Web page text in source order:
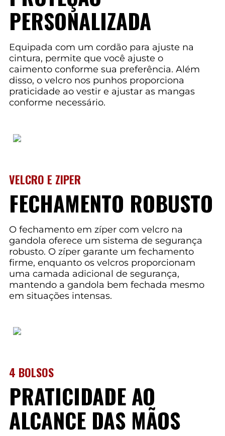
PERSONALIZADA
Equipada com um cordão para ajuste na
cintura, permite que você ajuste o
caimento conforme sua preferência. Além
disso, o velcro nos punhos proporciona
praticidade ao vestir e ajustar as mangas
conforme necessário.
VELCRO E ZIPER
FECHAMENTO ROBUSTO
O fechamento em zíper com velcro na
gandola oferece um sistema de segurança
robusto. O zíper garante um fechamento
firme, enquanto os velcros proporcionam
uma camada adicional de segurança,
mantendo a gandola bem fechada mesmo
em situações intensas.
4 BOLSOS
PRATICIDADE AO
ALCANCE DAS MÃOS